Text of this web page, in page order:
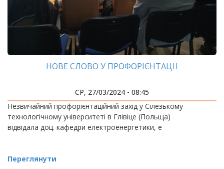
НОВЕ СЛОВО У ПРОФОРІЄНТАЦІЇ
СР, 27/03/2024 - 08:45
Незвичайний профорієнтаційний захід у Сілезькому
технологічному університеті в Глівіце (Польща)
відвідала доц. кафедри електроенергетики, е
Переглянути